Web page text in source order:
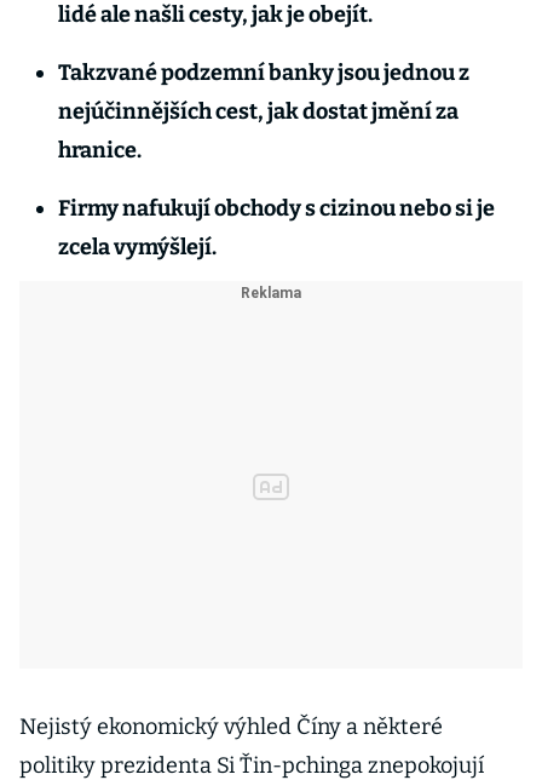
lidé ale našli cesty, jak je obejít.
Takzvané podzemní banky jsou jednou z
nejúčinnějších cest, jak dostat jmění za
hranice.
Firmy nafukují obchody s cizinou nebo si je
zcela vymýšlejí.
Nejistý ekonomický výhled Číny a některé
politiky prezidenta Si Ťin-pchinga znepokojují